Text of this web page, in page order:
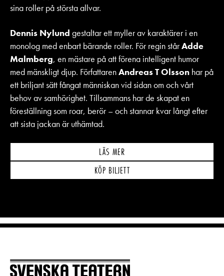
sina roller på största allvar.
Dennis Nylund gestaltar ett myller av karaktärer i en
monolog med enbart bärande roller. För regin stårAdde
Malmberg, en mästare på att förena intelligent humor
med mänskligt djup. FörfattarenAndreas T Olsson har på
ett briljant sätt fångat människan vid sidan om och vårt
behov av samhörighet. Tillsammans har de skapat en
föreställning som roar, berör – och stannar kvar långt efter
att sista jackan är uthämtad.
LÄS MER
KÖP BILJETT